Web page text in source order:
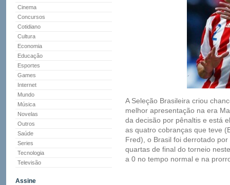
Cinema
Concursos
Cotidiano
Cultura
Economia
Educação
Esportes
Games
Internet
Mundo
Música
Novelas
Outros
Saúde
Series
Tecnologia
Televisão
Assine
A Seleção Brasileira criou
melhor apresentação na era
da decisão por pênaltis e está
as quatro cobranças que teve
Fred), o Brasil foi derrotado
quartas de final do torneio
a 0 no tempo normal e na